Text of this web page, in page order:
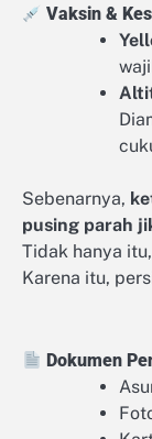
Vaksin &
Sebenarnya,
pusing parah
Tidak hanya
Karena itu,
Dokumen